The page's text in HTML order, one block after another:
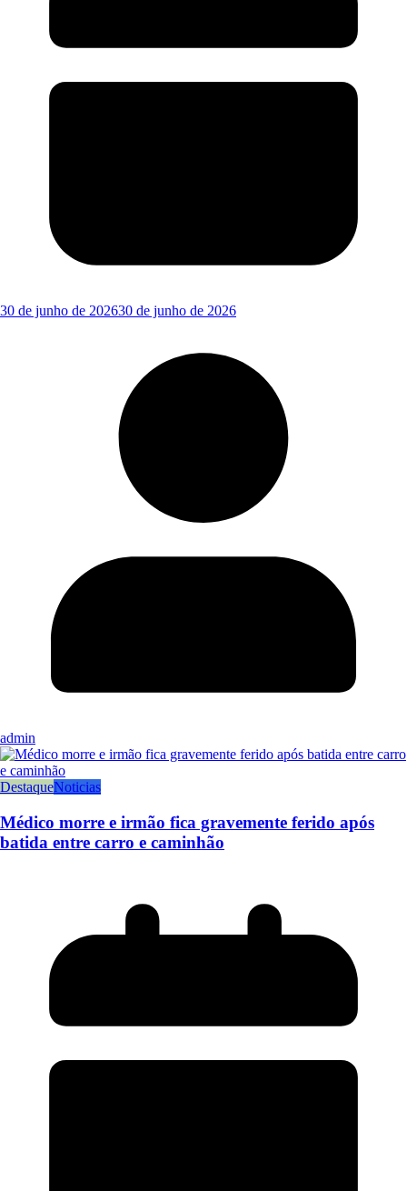
30 de junho de 202630 de junho de 2026
admin
DestaqueNoticias
Médico morre e irmão fica gravemente ferido após
batida entre carro e caminhão